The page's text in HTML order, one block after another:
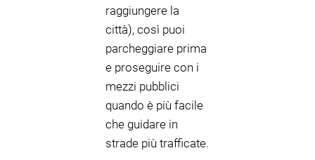
raggiungere la
città), così puoi
parcheggiare prima
e proseguire con i
mezzi pubblici
quando è più facile
che guidare in
strade più trafficate.